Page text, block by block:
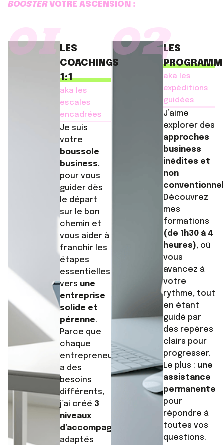
BOOSTERVOTRE ASCENSION :
01LES
COACHINGS
1:1
aka les
escales
encadrées
Je suis
votre
boussole
business,
pour vous
guider dès
le départ
sur le bon
chemin et
vous aider à
franchir les
étapes
essentielles
vers une
entreprise
solide et
pérenne.
Parce que
chaque
entrepreneur
a des
besoins
différents,
j’ai créé 3
niveaux
d’accompagnement
adaptés
02LES
aka les
expéditions
guidées
J’aime
explorer des
approches
business
inédites et
non
Découvrez
mes
formations
(de 1h30 à 4
heures), où
vous
avancez à
votre
rythme, tout
en étant
guidé par
des repères
clairs pour
progresser.
Le plus : une
assistance
permanente
pour
répondre à
toutes vos
questions.